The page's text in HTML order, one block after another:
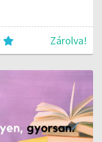
Zárolva!